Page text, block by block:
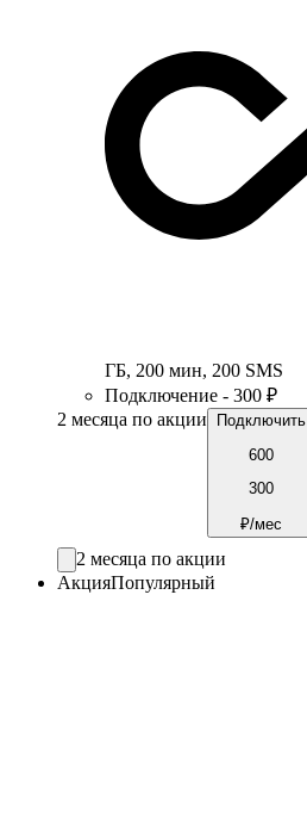
ГБ, 200 мин, 200 SMS
Подключение - 300 ₽
2 месяца по акции
Подключить
600
300
₽/мес
2 месяца по акции
АкцияПопулярный